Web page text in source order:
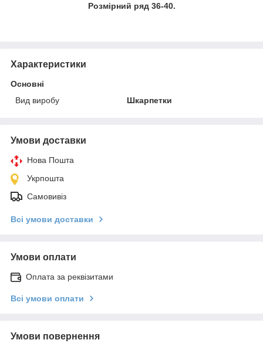
Розмірний ряд 36-40.
Характеристики
Основні
Вид виробу
Шкарпетки
Умови доставки
Нова Пошта
Укрпошта
Самовивіз
Всі умови доставки
Умови оплати
Оплата за реквізитами
Всі умови оплати
Умови повернення